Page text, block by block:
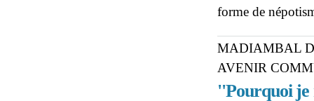
forme de
MADIAMBAL
AVENIR
''Pourquoi je